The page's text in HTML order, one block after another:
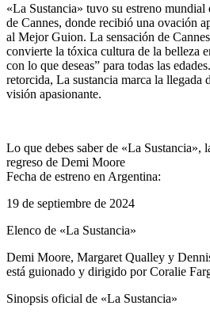
«La Sustancia» tuvo su estreno mundial
de Cannes, donde recibió una ovación
al Mejor Guion. La sensación de
convierte la tóxica cultura de la belleza
con lo que deseas” para todas las
retorcida, La sustancia marca la llegada
visión apasionante.
Lo que debes saber de «La Sustancia»,
regreso de Demi Moore
Fecha de estreno en Argentina:
19 de septiembre de 2024
Elenco de «La Sustancia»
Demi Moore, Margaret Qualley y
está guionado y dirigido por Coralie
Sinopsis oficial de «La Sustancia»